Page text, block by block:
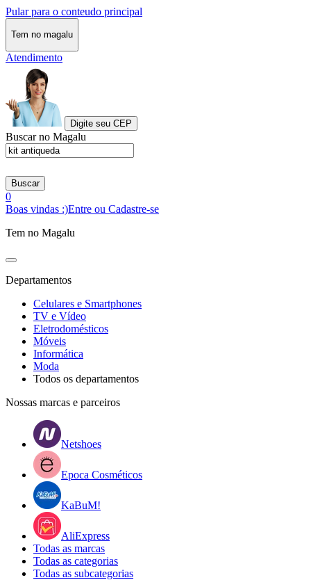
Pular para o conteudo principal
Tem no magalu
Atendimento
Digite seu CEP
Buscar no Magalu
Buscar
0
Boas vindas :)Entre ou Cadastre-se
Tem no Magalu
Departamentos
Celulares e Smartphones
TV e Vídeo
Eletrodomésticos
Móveis
Informática
Moda
Todos os departamentos
Nossas marcas e parceiros
Netshoes
Epoca Cosméticos
KaBuM!
AliExpress
Todas as marcas
Todas as categorias
Todas as subcategorias